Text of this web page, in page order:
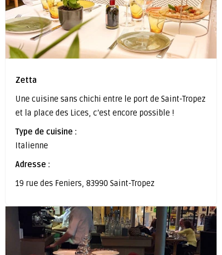
Zetta
Une cuisine sans chichi entre le port de Saint-Tropez
et la place des Lices, c’est encore possible !
Type de cuisine :
Italienne
Adresse :
19 rue des Feniers, 83990 Saint-Tropez